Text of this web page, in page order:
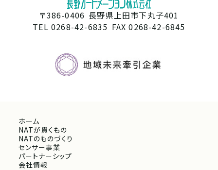
〒386-0406 長野県上田市下丸子401
TEL 0268-42-6835 FAX 0268-42-6845
ホーム
NATが貫くもの
NATのものづくり
センサー事業
パートナーシップ
会社情報